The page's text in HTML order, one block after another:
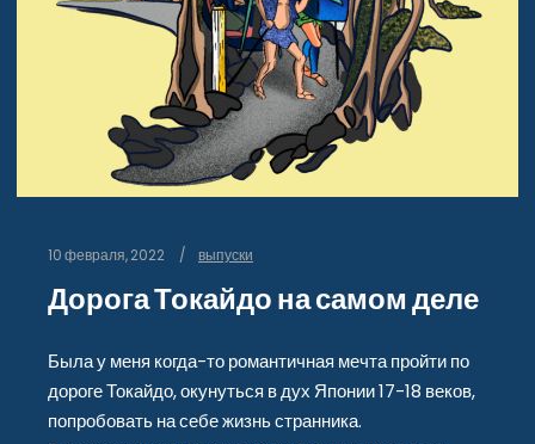
10 февраля, 2022 выпуски
Дорога Токайдо на самом деле
Была у меня когда-то романтичная мечта пройти по
дороге Токайдо, окунуться в дух Японии 17-18 веков,
попробовать на себе жизнь странника.